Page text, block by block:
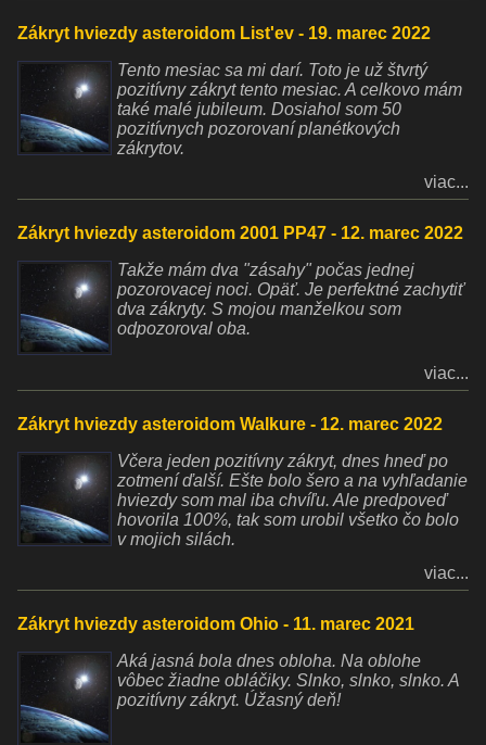
Zákryt hviezdy asteroidom List'ev - 19. marec 2022
Tento mesiac sa mi darí. Toto je už štvrtý
pozitívny zákryt tento mesiac. A celkovo mám
také malé jubileum. Dosiahol som 50
pozitívnych pozorovaní planétkových
zákrytov.
viac...
Zákryt hviezdy asteroidom 2001 PP47 - 12. marec 2022
Takže mám dva "zásahy" počas jednej
pozorovacej noci. Opäť. Je perfektné zachytiť
dva zákryty. S mojou manželkou som
odpozoroval oba.
viac...
Zákryt hviezdy asteroidom Walkure - 12. marec 2022
Včera jeden pozitívny zákryt, dnes hneď po
zotmení ďalší. Ešte bolo šero a na vyhľadanie
hviezdy som mal iba chvíľu. Ale predpoveď
hovorila 100%, tak som urobil všetko čo bolo
v mojich silách.
viac...
Zákryt hviezdy asteroidom Ohio - 11. marec 2021
Aká jasná bola dnes obloha. Na oblohe
vôbec žiadne obláčiky. Slnko, slnko, slnko. A
pozitívny zákryt. Úžasný deň!